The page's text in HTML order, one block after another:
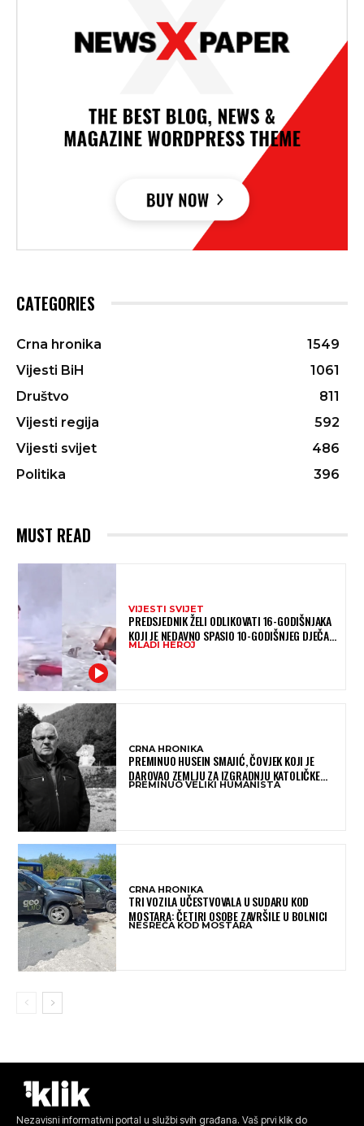
CATEGORIES
Crna hronika
1549
Vijesti BiH
1061
Društvo
811
Vijesti regija
592
Vijesti svijet
486
Politika
396
MUST READ
VIJESTI SVIJET
PREDSJEDNIK ŽELI ODLIKOVATI 16-GODIŠNJAKA
KOJI JE NEDAVNO SPASIO 10-GODIŠNJEG DJEČAKA
IZ SMRTONOSNIH VALOVA
MLADI HEROJ
CRNA HRONIKA
PREMINUO HUSEIN SMAJIĆ, ČOVJEK KOJI JE
DAROVAO ZEMLJU ZA IZGRADNJU KATOLIČKE
CRKVE U BUGOJNU
PREMINUO VELIKI HUMANISTA
CRNA HRONIKA
TRI VOZILA UČESTVOVALA U SUDARU KOD
MOSTARA: ČETIRI OSOBE ZAVRŠILE U BOLNICI
NESREĆA KOD MOSTARA
Nezavisni informativni portal u službi svih građana. Vaš prvi klik do